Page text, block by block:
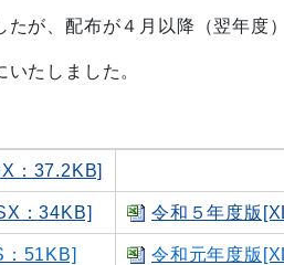
が、配布が４月以降（翌年度
たしました。
：37.2KB]
：34KB] 令和５年度版
51KB] 令和元年度版